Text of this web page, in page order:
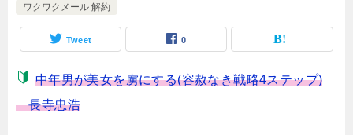
ワクワクメール 解約
Tweet 0
中年男が美女を虜にする(容赦なき戦略4ステップ)
長寺忠浩